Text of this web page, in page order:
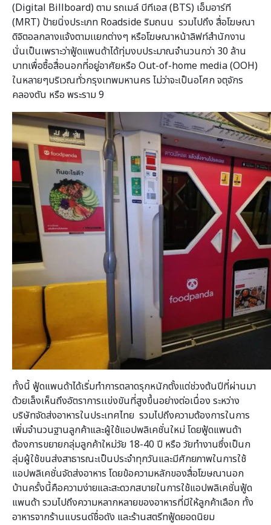
(Digital Billboard) ตาม รถเมล์ บีทีเอส (BTS) เอ็มอาร์ที
(MRT) ป้ายนิ่งประเภท Roadside ริมถนน รวมไปถึง สื่อโฆษณา
ดิจิตอลกลางแจ้งตามเเยกต่างๆ หรือโฆษณาหน้าลิฟท์สำนักงาน
นั่นเป็นเพราะว่าฟู้ดแพนด้าได้ทุ่มงบประมาณจำนวนกว่า 30 ล้าน
บาทเพื่อซื้อสื่อนอกที่อยู่อาศัยหรือ Out-of-home media (OOH)
ในหลายๆบริเวณทั่วกรุงเทพมหานคร ไม่ว่าจะเป็นอโศก จตุจักร
คลองตัน หรือ พระราม 9
ทั้งนี้ ฟู้ดแพนด้าได้เริ่มทำการตลาดรุกหนักตั้งแต่ช่วงต้นปีที่ผ่านมา
ด้วยเล็งเห็นถึงอัตราการเเข่งขันที่สูงขึ้นอย่างต่อเนื่อง ระหว่าง
บริษัทจัดส่งอาหารในประเทศไทย รวมไปถึงความต้องการในการ
เพิ่มจำนวนฐานลูกค้าและผู้ใช้แอปพลิเคชั่นใหม่ โดยฟู้ดแพนด้า
ต้องการขยายกลุ่มลูกค้าใหม่วัย 18-40 ปี หรือ วัยทำงานซึ่งเป็นก
ลุ่มผู้ใช้ขนส่งสาธารณะเป็นประจำทุกวันและมีศักยภาพในการใช้
แอปพลิเคชั่นจัดส่งอาหาร โดยข้อความหลักของสื่อโฆษณานอก
บ้านครั้งนี้คือความง่ายและสะดวกสบายในการใช้แอปพลิเคชั่นฟู้ด
แพนด้า รวมไปถึงความหลากหลายของอาหารที่มีให้ลูกค้าเลือก ทั้ง
อาหารจากร้านแบรนด์ชื่อดัง และร้านสตรีทฟู้ดยอดนิยม